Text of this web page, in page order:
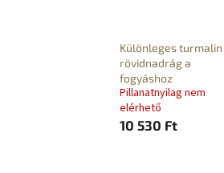
Különleges turmalin
rövidnadrág a
fogyáshoz
Pillanatnyilag nem
elérhető
10 530 Ft